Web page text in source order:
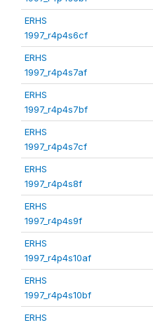
ERHS
1997_r4p4s6cf
ERHS
1997_r4p4s7af
ERHS
1997_r4p4s7bf
ERHS
1997_r4p4s7cf
ERHS
1997_r4p4s8f
ERHS
1997_r4p4s9f
ERHS
1997_r4p4s10af
ERHS
1997_r4p4s10bf
ERHS